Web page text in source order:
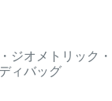
ジオメトリック・
ィバッグ